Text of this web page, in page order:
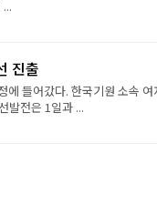
진출
에 들어갔다. 한국기원 소속 여
발전은 1일과 ...